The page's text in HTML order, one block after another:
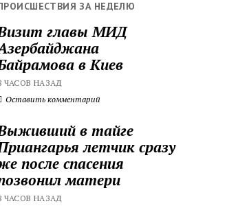
ЗА НЕДЕЛЮ
главы МИД
в Киев
ЧАСОВ НАЗАД
Оставить комментарий
в тайге
летчик сразу
после спасения
матери
ЧАСОВ НАЗАД